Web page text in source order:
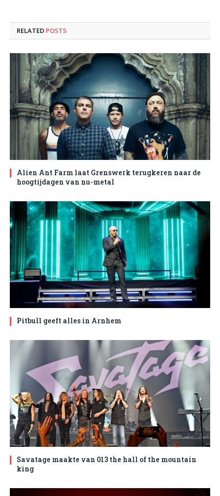
RELATED POSTS
Alien Ant Farm laat Grenswerk terugkeren naar de
hoogtijdagen van nu-metal
Pitbull geeft alles in Arnhem
Savatage maakte van 013 the hall of the mountain
king